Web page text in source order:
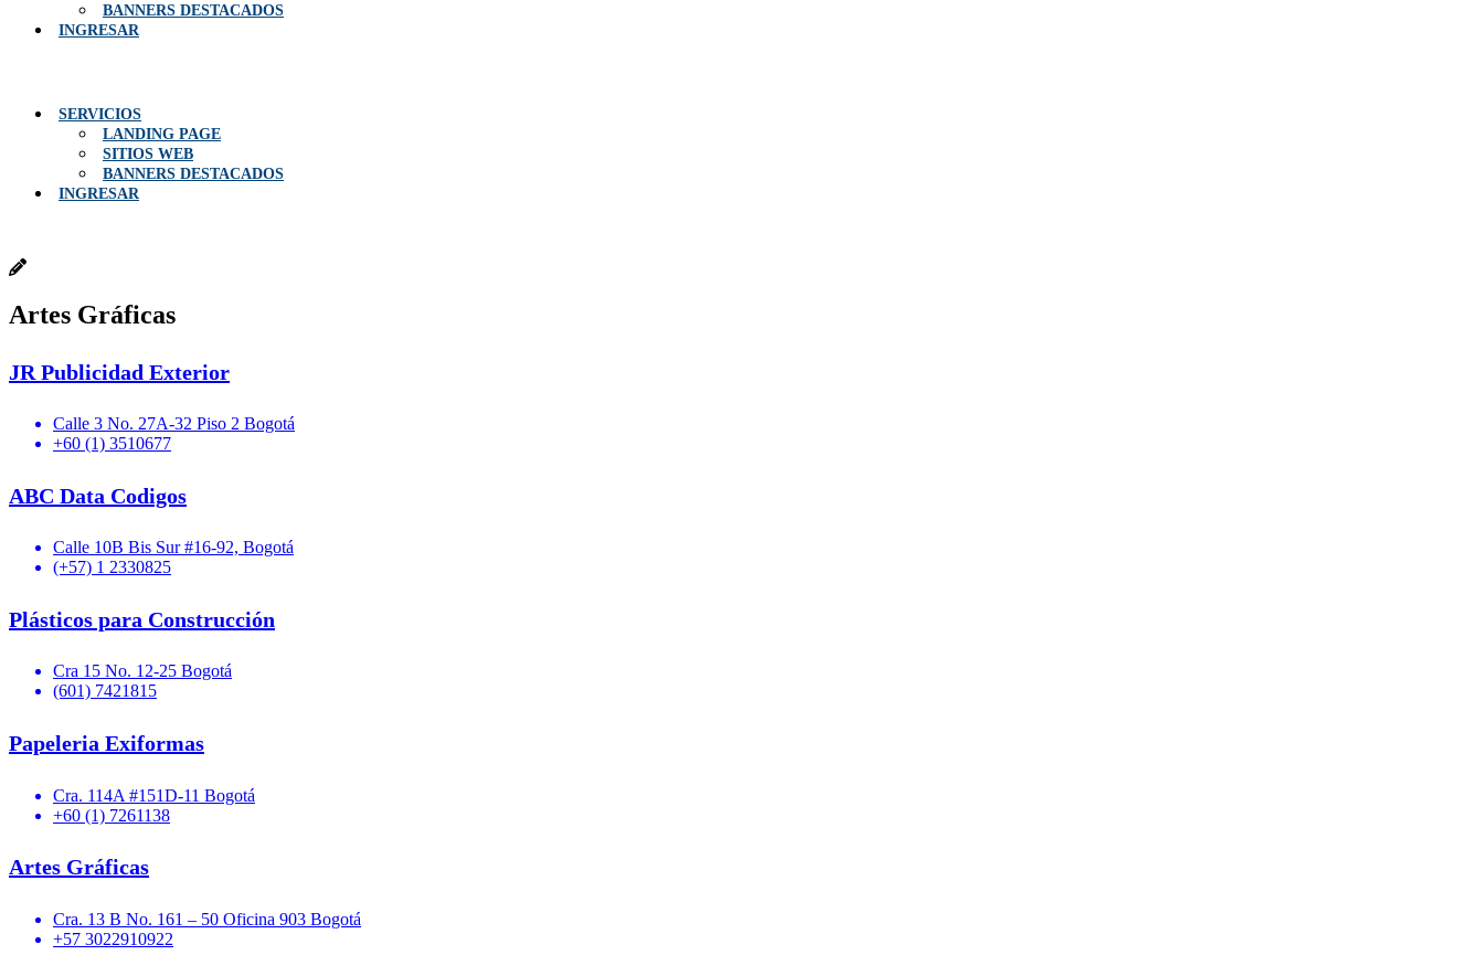
BANNERS DESTACADOS
INGRESAR
SERVICIOS
LANDING PAGE
SITIOS WEB
BANNERS DESTACADOS
INGRESAR
Artes Gráficas
JR Publicidad Exterior
Calle 3 No. 27A-32 Piso 2 Bogotá
+60 (1) 3510677
ABC Data Codigos
Calle 10B Bis Sur #16-92, Bogotá
(+57) 1 2330825
Plásticos para Construcción
Cra 15 No. 12-25 Bogotá
(601) 7421815
Papeleria Exiformas
Cra. 114A #151D-11 Bogotá
+60 (1) 7261138
Artes Gráficas
Cra. 13 B No. 161 – 50 Oficina 903 Bogotá
+57 3022910922